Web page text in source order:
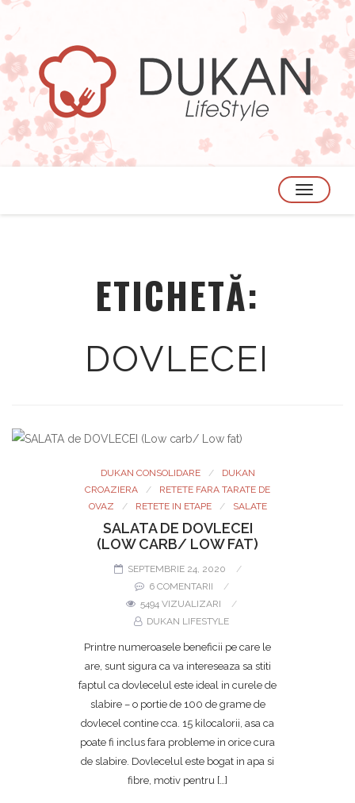
TOGGLE
ETICHETĂ:
DOVLECEI
DUKAN CONSOLIDARE
DUKAN
CROAZIERA
RETETE FARA TARATE DE
OVAZ
RETETE IN ETAPE SALATE
SALATA DE DOVLECEI
(LOW CARB/ LOW FAT)
SEPTEMBRIE 24, 2020
6 COMENTARII
5494 VIZUALIZARI
DUKAN LIFESTYLE
Printre numeroasele beneficii pe care le
are, sunt sigura ca va intereseaza sa stiti
faptul ca dovlecelul este ideal in curele de
slabire – o portie de 100 de grame de
dovlecel contine cca. 15 kilocalorii, asa ca
poate fi inclus fara probleme in orice cura
de slabire. Dovlecelul este bogat in apa si
fibre, motiv pentru […]